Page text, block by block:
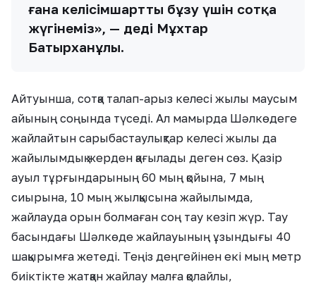
ғана келісімшартты бұзу үшін сотқа
жүгінеміз», — деді Мұхтар
Батырханұлы.
Айтуынша, сотқа талап-арыз келесі жылы маусым
айының соңында түседі. Ал мамырда Шәлкөдеге
жайлайтын сарыбастаулықтар келесі жылы да
жайылымдық жерден қағылады деген сөз. Қазір
ауыл тұрғындарының 60 мың қойына, 7 мың
сиырына, 10 мың жылқысына жайылымда,
жайлауда орын болмаған соң тау кезіп жүр. Тау
басындағы Шәлкөде жайлауының ұзындығы 40
шақырымға жетеді. Теңіз деңгейінен екі мың метр
биіктікте жатқан жайлау малға қолайлы,